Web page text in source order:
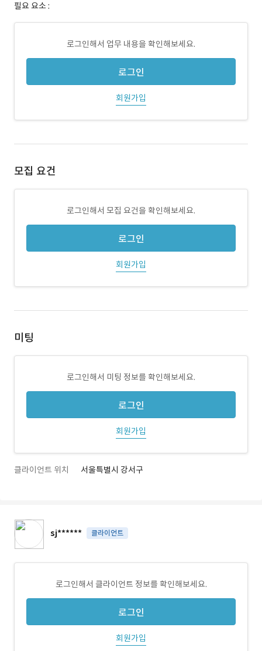
필요 요소 :
로그인해서 업무 내용을 확인해보세요.
로그인
회원가입
모집 요건
로그인해서 모집 요건을 확인해보세요.
로그인
회원가입
미팅
로그인해서 미팅 정보를 확인해보세요.
로그인
회원가입
클라이언트 위치 서울특별시 강서구
sj****** 클라이언트
로그인해서 클라이언트 정보를 확인해보세요.
로그인
회원가입